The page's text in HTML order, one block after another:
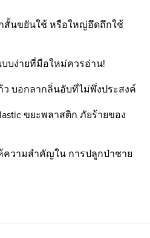
สั้นขยันใช้ หรือใหญ่อึดถึกใช้
บง่ายที่มือใหม่ควรอ่าน!
บอกลากลิ่นอับที่ไม่พึ่งประสงค์
ขยะพลาสติก ภัยร้ายของ
ความสำคัญใน การปลูกป่าชาย